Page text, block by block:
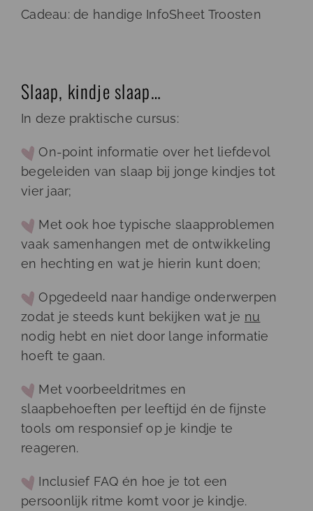
Cadeau: de handige InfoSheet Troosten
Slaap, kindje slaap…
In deze praktische cursus:
On-point informatie over het liefdevol
begeleiden van slaap bij jonge kindjes tot
vier jaar;
Met ook hoe typische slaapproblemen
vaak samenhangen met de ontwikkeling
en hechting en wat je hierin kunt doen;
Opgedeeld naar handige onderwerpen
zodat je steeds kunt bekijken wat je nu
nodig hebt en niet door lange informatie
hoeft te gaan.
Met voorbeeldritmes en
slaapbehoeften per leeftijd én de fijnste
tools om responsief op je kindje te
reageren.
Inclusief FAQ én hoe je tot een
persoonlijk ritme komt voor je kindje.